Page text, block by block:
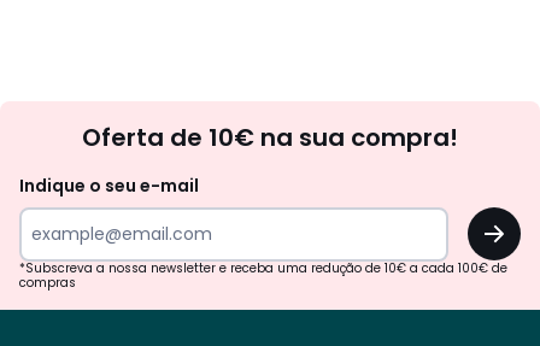
Oferta de 10€ na sua compra!
Indique o seu e-mail
OK
*Subscreva a nossa newsletter e receba uma redução de 10€ a cada 100€ de
compras